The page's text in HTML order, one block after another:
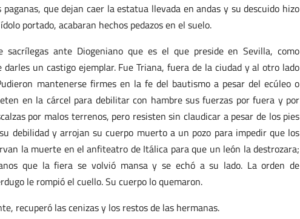
que dejan caer la estatua llevada en andas y su descuido hizo
portado, acabaran hechos pedazos en el suelo.
sacrílegas ante Diogeniano que es el que preside en Sevilla, como
un castigo ejemplar. Fue Triana, fuera de la ciudad y al otro lado
mantenerse firmes en la fe del bautismo a pesar del ecúleo o
en la cárcel para debilitar con hambre sus fuerzas por fuera y por
por malos terrenos, pero resisten sin claudicar a pesar de los pies
debilidad y arrojan su cuerpo muerto a un pozo para impedir que los
la muerte en el anfiteatro de Itálica para que un león la destrozara;
que la fiera se volvió mansa y se echó a su lado. La orden de
le rompió el cuello. Su cuerpo lo quemaron.
recuperó las cenizas y los restos de las hermanas.